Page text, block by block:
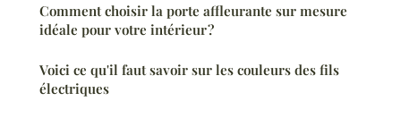
Comment choisir la porte affleurante sur mesure
idéale pour votre intérieur ?
Voici ce qu'il faut savoir sur les couleurs des fils
électriques